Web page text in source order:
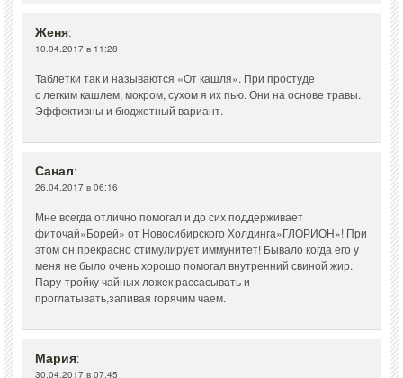
Женя:
10.04.2017 в 11:28
Таблетки так и называются «От кашля». При простуде
с легким кашлем, мокром, сухом я их пью. Они на основе травы.
Эффективны и бюджетный вариант.
Санал:
26.04.2017 в 06:16
Мне всегда отлично помогал и до сих поддерживает
фиточай»Борей» от Новосибирского Холдинга»ГЛОРИОН»! При
этом он прекрасно стимулирует иммунитет! Бывало когда его у
меня не было очень хорошо помогал внутренний свиной жир.
Пару-тройку чайных ложек рассасывать и
проглатывать,запивая горячим чаем.
Мария:
30.04.2017 в 07:45